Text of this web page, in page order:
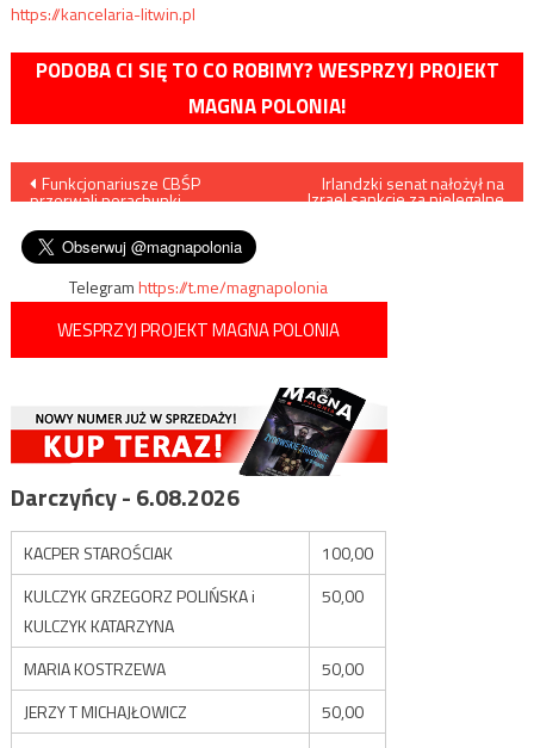
https://kancelaria-litwin.pl
PODOBA CI SIĘ TO CO ROBIMY? WESPRZYJ PROJEKT
MAGNA POLONIA!
Nawigacja
wpisu
Funkcjonariusze CBŚP
przerwali porachunki
Irlandzki senat nałożył na
Izrael sankcje za nielegalne
Telegramhttps://t.me/magnapolonia
WESPRZYJ PROJEKT MAGNA POLONIA
Darczyńcy - 6.08.2026
KACPER STAROŚCIAK
100,00
KULCZYK GRZEGORZ POLIŃSKA i
KULCZYK KATARZYNA
50,00
MARIA KOSTRZEWA
50,00
JERZY T MICHAJŁOWICZ
50,00